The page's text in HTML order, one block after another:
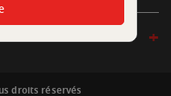
droits réservés